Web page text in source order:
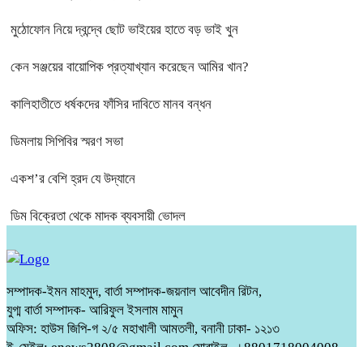
মুঠোফোন নিয়ে দ্বন্দ্বে ছোট ভাইয়ের হাতে বড় ভাই খুন
কেন সঞ্জয়ের বায়োপিক প্রত্যাখ্যান করেছেন আমির খান?
কালিহাতীতে ধর্ষকদের ফাঁসির দাবিতে মানব বন্ধন
ডিমলায় সিপিবির স্মরণ সভা
একশ’র বেশি হ্রদ যে উদ্যানে
ডিম বিক্রেতা থেকে মাদক ব্যবসায়ী ভোদল
সম্পাদক-ইমন মাহমুদ, বার্তা সম্পাদক-জয়নাল আবেদীন রিটন,
যুগ্ম বার্তা সম্পাদক- আরিফুল ইসলাম মামুন
অফিস: হাউস জিপি-গ ২/৫ মহাখালী আমতলী, বনানী ঢাকা- ১২১৩